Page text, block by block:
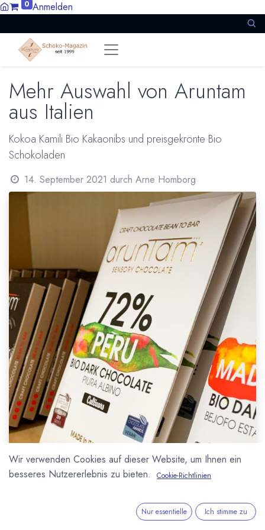
0 Anmelden
Mehr Auswahl von Aruntam
aus Italien
Kokoa Kamili Bio Kakaonibs und preisgekrönte Bio
Schokoladen
14. September 2021 durch Arne Homborg
Wir verwenden Cookies auf dieser Website, um Ihnen ein
besseres Nutzererlebnis zu bieten.
Cookie-Richtlinien
Nur essentielle Ich stimme zu